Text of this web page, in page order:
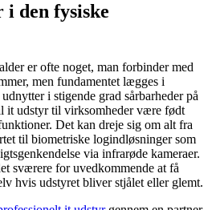
den fysiske
er ofte noget, man forbinder med
men fundamentet lægges i
i stigende grad sårbarheder på
it udstyr til virksomheder være født
Det kan dreje sig om alt fra
til biometriske logindløsninger som
via infrarøde kameraer.
sværere for uvedkommende at få
hvis udstyret bliver stjålet eller glemt.